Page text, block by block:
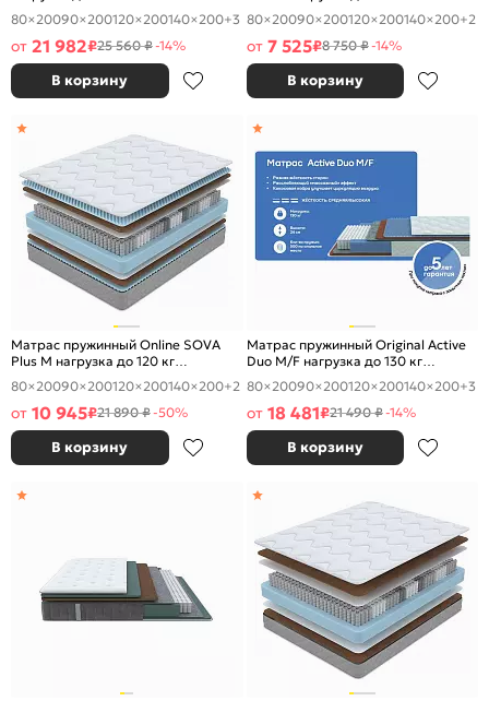
80×20090×200120×200140×200+3
от 21 982₽25 560 ₽-14%
В корзину
80×20090×200120×200140×200+2
от 7 525₽8 750 ₽-14%
В корзину
Матрас пружинный Online SOVA
Plus M нагрузка до 120 кг
800x2000
80×20090×200120×200140×200+2
от 10 945₽21 890 ₽-50%
В корзину
Матрас пружинный Original Active
Duo M/F нагрузка до 130 кг
800x2000
80×20090×200120×200140×200+3
от 18 481₽21 490 ₽-14%
В корзину